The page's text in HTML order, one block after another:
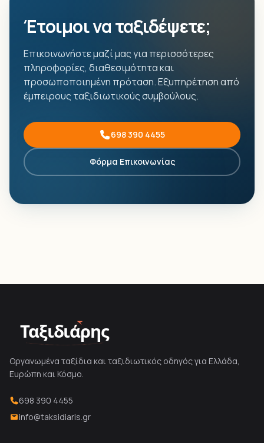
Έτοιμοι να ταξιδέψετε;
Επικοινωνήστε μαζί μας για περισσότερες
πληροφορίες, διαθεσιμότητα και
προσωποποιημένη πρόταση. Εξυπηρέτηση από
έμπειρους ταξιδιωτικούς συμβούλους.
698 390 4455
Φόρμα Επικοινωνίας
Ταξιδιάρης
Οργανωμένα ταξίδια και ταξιδιωτικός οδηγός για Ελλάδα,
Ευρώπη και Κόσμο.
698 390 4455
info@taksidiaris.gr